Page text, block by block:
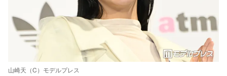
山崎天（C）モデルプレス